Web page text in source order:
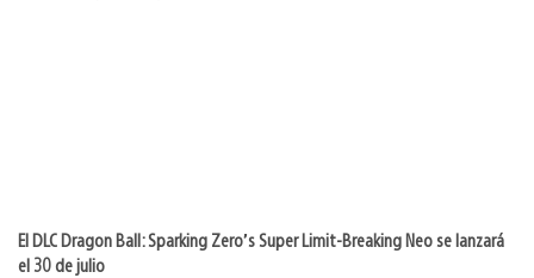
El DLC Dragon Ball: Sparking Zero’s Super Limit-Breaking Neo se lanzará
el 30 de julio